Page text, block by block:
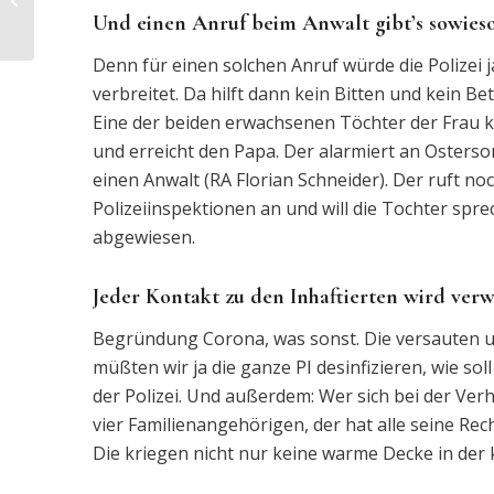
Und einen Anruf beim Anwalt gibt’s
Denn für einen solchen Anruf würde die
verbreitet. Da hilft dann kein Bitten und kein
Eine der beiden erwachsenen Töchter der
und erreicht den Papa. Der alarmiert an
einen Anwalt (RA Florian Schneider). Der ruft
Polizeiinspektionen an und will die Tochter
abgewiesen.
Jeder Kontakt zu den Inhaftierten wird
Begründung Corona, was sonst. Die versauten
müßten wir ja die ganze PI desinfizieren, wie
der Polizei. Und außerdem: Wer sich bei der
vier Familienangehörigen, der hat alle seine
Die kriegen nicht nur keine warme Decke in
Haftbefehl